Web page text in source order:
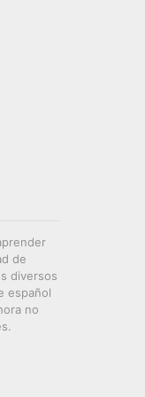
de
diversos
español
no